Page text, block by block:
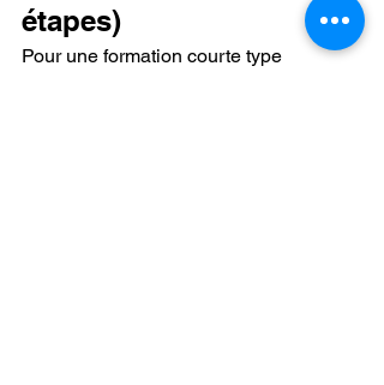
étapes)
Pour une formation courte type